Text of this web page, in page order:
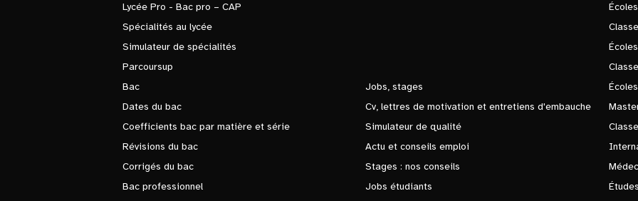
Lycée Pro - Bac pro – CAP
Spécialités au lycée
Simulateur de spécialités
Parcoursup
Bac
Dates du bac
Coefficients bac par matière et série
Révisions du bac
Corrigés du bac
Bac professionnel
Jobs, stages
Cv, lettres de motivation et entretiens d'embauche
Simulateur de qualité
Actu et conseils emploi
Stages : nos conseils
Jobs étudiants